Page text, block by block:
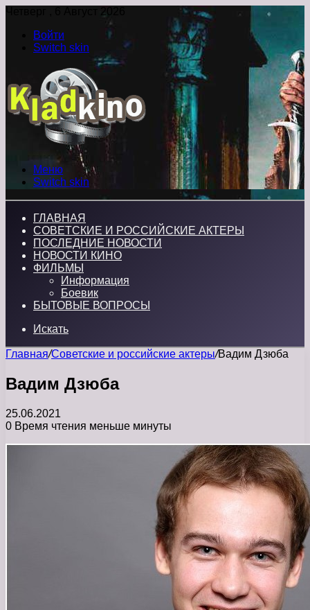
Четверг , 6 Август 2026
Войти
Switch skin
Меню
Switch skin
ГЛАВНАЯ
СОВЕТСКИЕ И РОССИЙСКИЕ АКТЕРЫ
ПОСЛЕДНИЕ НОВОСТИ
НОВОСТИ КИНО
ФИЛЬМЫ
Информация
Боевик
БЫТОВЫЕ ВОПРОСЫ
Искать
Главная/Советские и российские актеры/Вадим Дзюба
Вадим Дзюба
25.06.2021
0 Время чтения меньше минуты